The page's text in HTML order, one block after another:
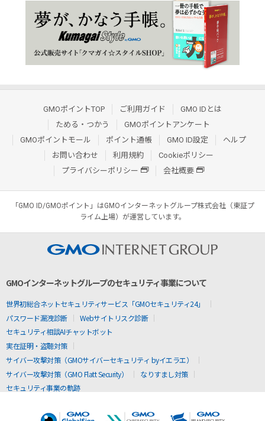
GMOポイントTOP ご利用ガイド
GMO IDとは
ためる・つかう
GMOポイントアンケート
GMOポイントモール
ポイント通帳 GMO ID設定
ヘルプ
お問い合わせ
利用規約
Cookieポリシー
プライバシーポリシー
会社概要
「GMO ID/GMOポイント」はGMOインターネットグループ株式会社（東証プ
ライム上場）が運営しています。
GMOインターネットグループのセキュリティ事業について
世界初総合ネットセキュリティサービス「GMOセキュリティ24」
パスワード漏洩診断
Webサイトリスク診断
セキュリティ相談AIチャットボット
実在証明・盗聴対策
サイバー攻撃対策（GMOサイバーセキュリティ byイエラエ）
サイバー攻撃対策（GMO Flatt Security）
なりすまし対策
セキュリティ事業の軌跡